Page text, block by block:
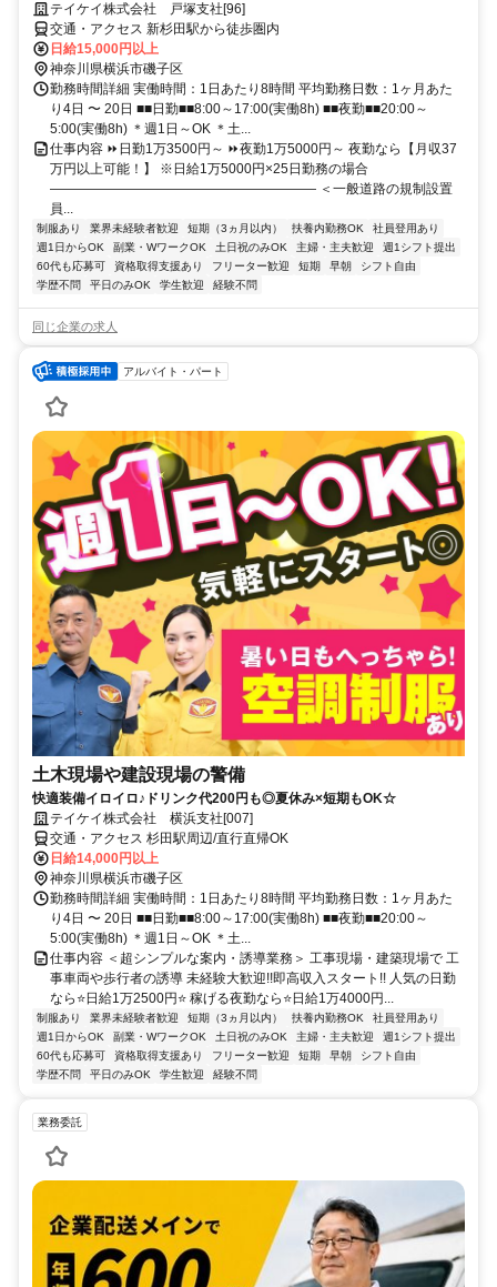
テイケイ株式会社 戸塚支社[96]
交通・アクセス 新杉田駅から徒歩圏内
日給15,000円以上
神奈川県横浜市磯子区
勤務時間詳細 実働時間：1日あたり8時間 平均勤務日数：1ヶ月あた
り4日 〜 20日 ■■日勤■■8:00～17:00(実働8h) ■■夜勤■■20:00～
5:00(実働8h) ＊週1日～OK ＊土...
仕事内容 ⏩日勤1万3500円～ ⏩夜勤1万5000円～ 夜勤なら【月収37
万円以上可能！】 ※日給1万5000円×25日勤務の場合
―――――――――――――――――――― ＜一般道路の規制設置
員...
制服あり 業界未経験者歓迎 短期（3ヵ月以内） 扶養内勤務OK
社員登用あり
週1日からOK
副業・WワークOK 土日祝のみOK 主婦・主夫歓迎
週1シフト提出
60代も応募可
資格取得支援あり フリーター歓迎 短期 早朝
シフト自由
学歴不問
平日のみOK 学生歓迎 経験不問
同じ企業の求人
アルバイト・パート
土木現場や建設現場の警備
快適装備イロイロ♪ドリンク代200円も◎夏休み×短期もOK☆
テイケイ株式会社 横浜支社[007]
交通・アクセス 杉田駅周辺/直行直帰OK
日給14,000円以上
神奈川県横浜市磯子区
勤務時間詳細 実働時間：1日あたり8時間 平均勤務日数：1ヶ月あた
り4日 〜 20日 ■■日勤■■8:00～17:00(実働8h) ■■夜勤■■20:00～
5:00(実働8h) ＊週1日～OK ＊土...
仕事内容 ＜超シンプルな案内・誘導業務＞ 工事現場・建築現場で 工
事車両や歩行者の誘導 未経験大歓迎!!即高収入スタート!! 人気の日勤
なら⭐日給1万2500円⭐ 稼げる夜勤なら⭐日給1万4000円...
制服あり 業界未経験者歓迎 短期（3ヵ月以内） 扶養内勤務OK
社員登用あり
週1日からOK
副業・WワークOK 土日祝のみOK 主婦・主夫歓迎
週1シフト提出
60代も応募可
資格取得支援あり フリーター歓迎 短期 早朝
シフト自由
学歴不問
平日のみOK 学生歓迎 経験不問
業務委託